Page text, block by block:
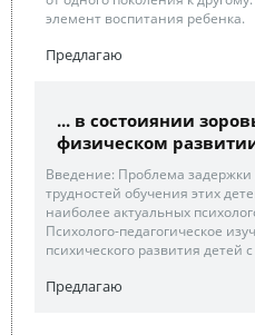
элемент воспитания ребенка.
Предлагаю
... в состоиянии
физическом
Введение: Проблема задержки
трудностей обучения этих
наиболее актуальных
Психолого-педагогическое
психического развития детей
Предлагаю